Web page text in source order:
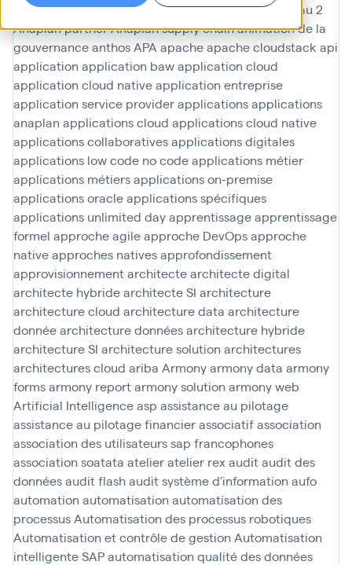
analytiqueanaplanAnaplan financeAnaplan niveau 2
Anaplan partnerAnaplan supply chainanimation de la
gouvernanceanthosAPA apacheapache cloudstack api
application application bawapplication cloud
application cloud nativeapplication entreprise
application service providerapplicationsapplications
anaplan applications cloud applications cloud native
applications collaborativesapplications digitales
applications low code no codeapplications métier
applications métiersapplications on-premise
applications oracleapplications spécifiques
applications unlimited dayapprentissageapprentissage
formel approche agileapproche DevOpsapproche
nativeapproches nativesapprofondissement
approvisionnementarchitectearchitecte digital
architecte hybridearchitecte SI architecture
architecture cloud architecture data architecture
donnéearchitecture donnéesarchitecture hybride
architecture SI architecture solution architectures
architectures cloud ariba Armonyarmony data armony
formsarmony reportarmony solution armony web
Artificial Intelligenceasp assistance au pilotage
assistance au pilotage financierassociatifassociation
association des utilisateurs sap francophones
association soatata atelieratelier rex auditaudit des
donnéesaudit flashaudit système d'information aufo
automation automatisation automatisation des
processusAutomatisation des processus robotiques
Automatisation et contrôle de gestion Automatisation
intelligente SAPautomatisation qualité des données